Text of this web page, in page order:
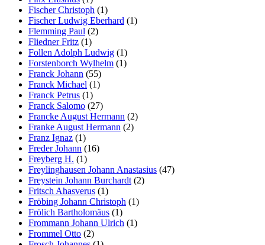
Fischer Christoph (1)
Fischer Ludwig Eberhard (1)
Flemming Paul (2)
Fliedner Fritz (1)
Follen Adolph Ludwig (1)
Forstenborch Wylhelm (1)
Franck Johann (55)
Franck Michael (1)
Franck Petrus (1)
Franck Salomo (27)
Francke August Hermann (2)
Franke August Hermann (2)
Franz Ignaz (1)
Freder Johann (16)
Freyberg H. (1)
Freylinghausen Johann Anastasius (47)
Freystein Johann Burchardt (2)
Fritsch Ahasverus (1)
Fröbing Johann Christoph (1)
Frölich Bartholomäus (1)
Frommann Johann Ulrich (1)
Frommel Otto (2)